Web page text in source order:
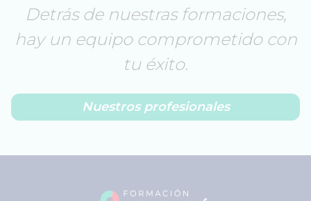
Detrás de nuestras formaciones,
hay un equipo comprometido con
tu éxito.
Nuestros profesionales